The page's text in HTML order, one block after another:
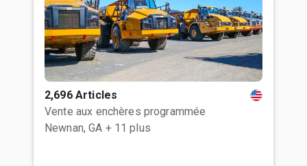
2,696 Articles
Vente aux enchères programmée
Newnan, GA + 11 plus